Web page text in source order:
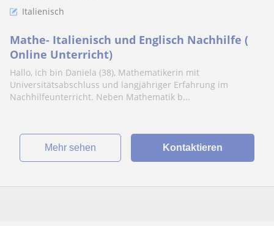
Italienisch
Mathe- Italienisch und Englisch Nachhilfe (
Online Unterricht)
Hallo, ich bin Daniela (38), Mathematikerin mit
Universitätsabschluss und langjähriger Erfahrung im
Nachhilfeunterricht. Neben Mathematik b...
Mehr sehen Kontaktieren